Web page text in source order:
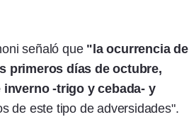
señaló que "la ocurrencia de
primeros días de octubre,
-trigo y cebada- y
de este tipo de adversidades".